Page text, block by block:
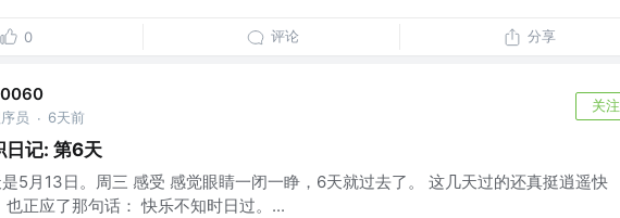
0 评论 分享
员 · 6天前
关注
日记: 第6天
5月13日。周三 感受 感觉眼睛一闭一睁，6天就过去了。 这几天过的还真挺逍遥快
也正应了那句话： 快乐不知时日过。...